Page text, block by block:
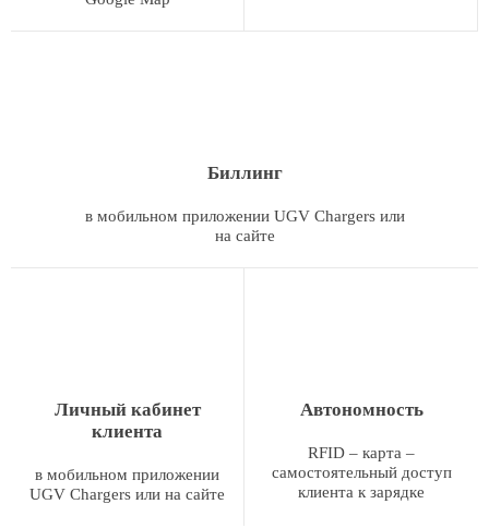
Биллинг
в мобильном приложении UGV Chargers или
на сайте
Личный кабинет
клиента
в мобильном приложении
UGV Chargers или на сайте
Автономность
RFID – карта –
самостоятельный доступ
клиента к зарядке